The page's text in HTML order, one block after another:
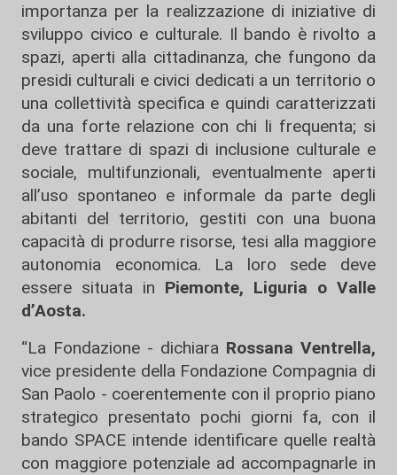
importanza per la realizzazione di iniziative di
sviluppo civico e culturale. Il bando è rivolto a
spazi, aperti alla cittadinanza, che fungono da
presidi culturali e civici dedicati a un territorio o
una collettività specifica e quindi caratterizzati
da una forte relazione con chi li frequenta; si
deve trattare di spazi di inclusione culturale e
sociale, multifunzionali, eventualmente aperti
all’uso spontaneo e informale da parte degli
abitanti del territorio, gestiti con una buona
capacità di produrre risorse, tesi alla maggiore
autonomia economica. La loro sede deve
essere situata in Piemonte, Liguria o Valle
d’Aosta.
“La Fondazione - dichiara Rossana Ventrella,
vice presidente della Fondazione Compagnia di
San Paolo - coerentemente con il proprio piano
strategico presentato pochi giorni fa, con il
bando SPACE intende identificare quelle realtà
con maggiore potenziale ad accompagnarle in